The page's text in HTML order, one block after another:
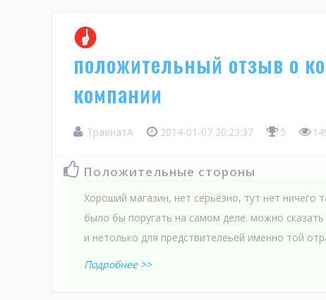
положительный отзыв о
компании
ТравиатА 2014-01-07 20:23:37 5
Положительные стороны
Хороший магазин, нет серьёзно, тут нет ничего
было бы поругать на самом деле. можно сказать
и нетолько для предствителеьей именно той
Подробнее >>